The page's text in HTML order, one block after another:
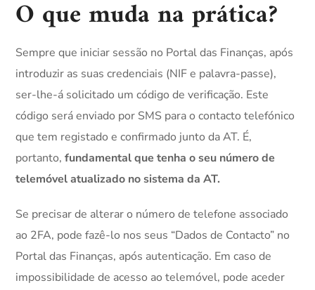
O que muda na prática?
Sempre que iniciar sessão no Portal das Finanças, após
introduzir as suas credenciais (NIF e palavra-passe),
ser-lhe-á solicitado um código de verificação. Este
código será enviado por SMS para o contacto telefónico
que tem registado e confirmado junto da AT. É,
portanto,fundamental que tenha o seu número de
telemóvel atualizado no sistema da AT.
Se precisar de alterar o número de telefone associado
ao 2FA, pode fazê-lo nos seus “Dados de Contacto” no
Portal das Finanças, após autenticação. Em caso de
impossibilidade de acesso ao telemóvel, pode aceder